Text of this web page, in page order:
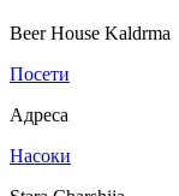
Beer House Kaldrma
Посети
Адреса
Насоки